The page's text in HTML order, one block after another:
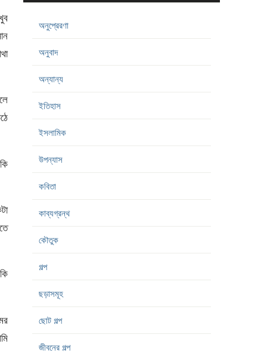
অনুপ্রেরণা
অনুবাদ
অন্যান্য
ইতিহাস
ইসলামিক
উপন্যাস
কবিতা
কাব্যগ্রন্থ
কৌতুক
গল্প
ছড়াসমূহ
ছোট গল্প
জীবনের গল্প